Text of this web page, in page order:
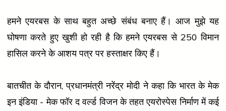
हमने एयरबस के साथ बहुत अच्छे संबंध बनाए हैं। आज मुझे यह
घोषणा करते हुए खुशी हो रही है कि हमने एयरबस से 250 विमान
हासिल करने के आशय पत्र पर हस्ताक्षर किए हैं।
बातचीत के दौरान, प्रधानमंत्री नरेंद्र मोदी ने कहा कि भारत के मेक
इन इंडिया - मेक फॉर द वर्ल्ड विजन के तहत एयरोस्पेस निर्माण में कई